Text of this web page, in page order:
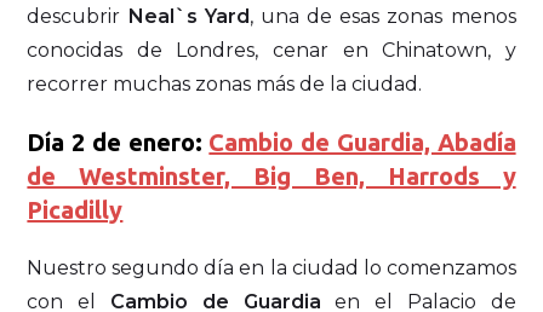
descubrir Neal`s Yard, una de esas zonas menos
conocidas de Londres, cenar en Chinatown, y
recorrer muchas zonas más de la ciudad.
Día 2 de enero: Cambio de Guardia, Abadía
de Westminster, Big Ben, Harrods y
Picadilly
Nuestro segundo día en la ciudad lo comenzamos
con el Cambio de Guardia en el Palacio de